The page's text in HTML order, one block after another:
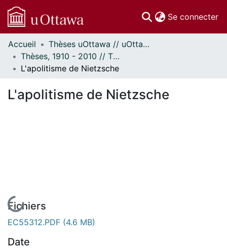
Se connecter
Communautés
et collections
Parcourir
À propos
Accueil
Thèses uOttawa // uOttawa Theses
Thèses, 1910 - 2010 // Theses, 1910 - 2010
L'apolitisme de Nietzsche
L'apolitisme de Nietzsche
En cours de chargement...
Fichiers
EC55312.PDF (4.6 MB)
Date